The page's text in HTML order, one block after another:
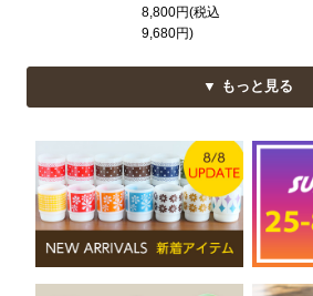
8,800円(税込
9,680円)
▼ もっと見る